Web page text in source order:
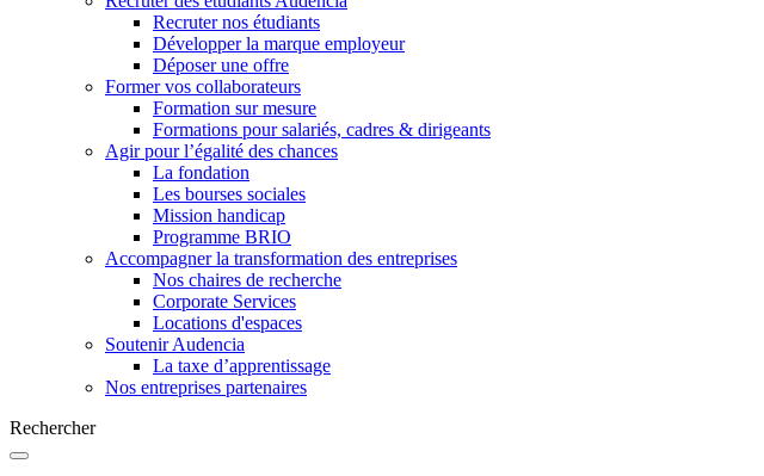
Recruter nos étudiants
Développer la marque employeur
Déposer une offre
Former vos collaborateurs
Formation sur mesure
Formations pour salariés, cadres & dirigeants
Agir pour l’égalité des chances
La fondation
Les bourses sociales
Mission handicap
Programme BRIO
Accompagner la transformation des entreprises
Nos chaires de recherche
Corporate Services
Locations d'espaces
Soutenir Audencia
La taxe d’apprentissage
Nos entreprises partenaires
Rechercher